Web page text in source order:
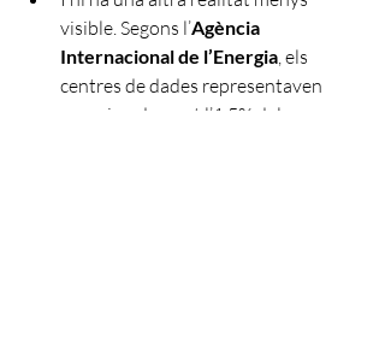
visible. Segons l’Agència
Internacional de l’Energia , els
centres de dades representaven
aproximadament l’1,5% del consum